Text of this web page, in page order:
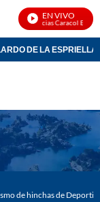
EN VIVO
Noticias Caracol En Vivo
DE LA ESPRIELLA
de hinchas de